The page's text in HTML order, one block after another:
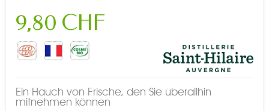
9,80 CHF
Ein Hauch von Frische, den Sie überallhin
mitnehmen können